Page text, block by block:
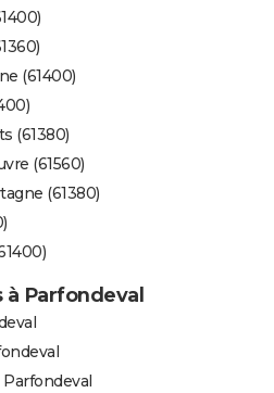
(61400)
(61380)
(61560)
(61380)
Parfondeval